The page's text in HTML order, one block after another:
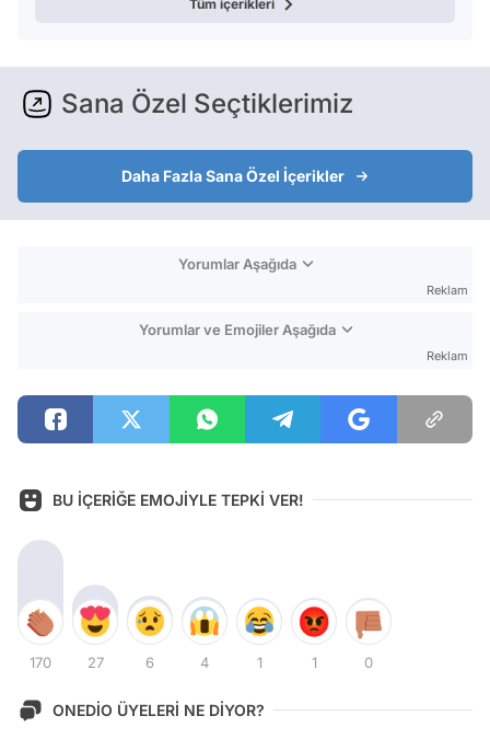
Tüm içerikleri
Sana Özel Seçtiklerimiz
Daha Fazla Sana Özel İçerikler
Yorumlar Aşağıda
Reklam
Yorumlar ve Emojiler Aşağıda
Reklam
BU İÇERİĞE EMOJİYLE TEPKİ VER!
170 27 6 4 1 1 0
ONEDİO ÜYELERİ NE DİYOR?